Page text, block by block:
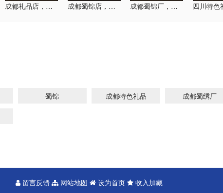
成都礼品店，三国长卷 成都蜀锦店，三国脸谱 成都蜀锦厂，特产变脸
蜀锦 成都特色礼品 成都蜀绣厂
留言反馈 网站地图 设为首页 收入加藏